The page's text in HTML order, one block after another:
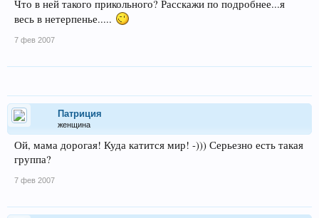
Что в ней такого прикольного? Расскажи по подробнее...я
весь в нетерпенье.....
7 фев 2007
Патриция
женщина
Ой, мама дорогая! Куда катится мир! -))) Серьезно есть такая
группа?
7 фев 2007